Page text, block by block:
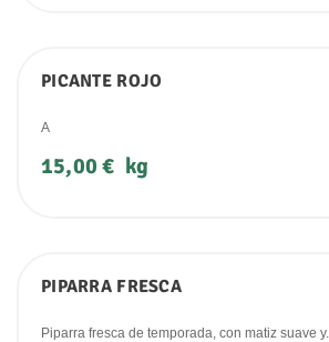
PICANTE ROJO
A
Precio
15,00 € kg
PIPARRA FRESCA
Piparra fresca de temporada, con matiz suave y...